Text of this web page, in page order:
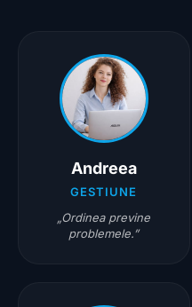
Andreea
GESTIUNE
„Ordinea previne
problemele.”